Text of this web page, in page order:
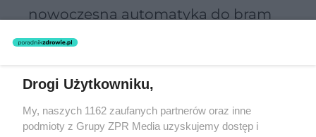
nowoczesna automatyka do bram
POPULARNE TEMATY
Drogi Użytkowniku,
My, naszych 1162 zaufanych partnerów oraz inne
podmioty z Grupy ZPR Media uzyskujemy dostęp i